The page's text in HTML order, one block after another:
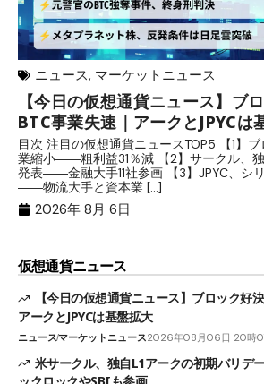
ニュース, マーケットニュース
【今日の仮想通貨ニュース】ブ
BTC事業失速｜アークとJPYCは
目次 注目の仮想通貨ニュースTOP5 【1】
業縮小――粗利益31％減 【2】サークル、
発表――金融大手11社参画 【3】JPYC、シ
――物流大手と資本業 […]
2026年 8月 6日
仮想通貨ニュース
【今日の仮想通貨ニュース】ブロック好
アークとJPYCは基盤拡大
ニュースマーケットニュース2026年08月06日 20時
米サークル、独自L1アークの初期バリ